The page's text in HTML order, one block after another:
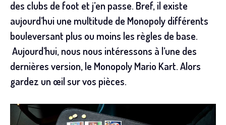
des clubs de foot et j’en passe. Bref, il existe
aujourd’hui une multitude de Monopoly différents
bouleversant plus ou moins les règles de base.
Aujourd’hui, nous nous intéressons à l’une des
dernières version, le Monopoly Mario Kart. Alors
gardez un œil sur vos pièces.